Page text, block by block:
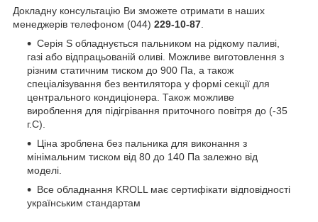
Докладну консультацію Ви зможете отримати в наших
менеджерів телефоном (044) 229-10-87
Серія S обладнується пальником на рідкому паливі,
газі або відпрацьованій оливі. Можливе виготовлення з
різним статичним тиском до 900 Па, а також
спеціалізування без вентилятора у формі секції для
центрального кондиціонера. Також можливе
вироблення для підігрівання приточного повітря до (-35
г.С).
Ціна зроблена без пальника для виконання з
мінімальним тиском від 80 до 140 Па залежно від
моделі.
Все обладнання KROLL має сертифікати відповідності
українським стандартам